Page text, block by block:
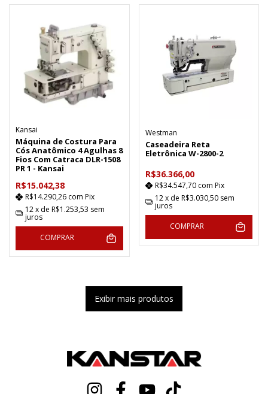
Kansai
Máquina de Costura Para
Cós Anatômico 4 Agulhas 8
Fios Com Catraca DLR-1508
PR 1 - Kansai
R$15.042,38
R$14.290,26 com Pix
12x de R$1.253,53 sem
juros
COMPRAR
Westman
Caseadeira Reta
Eletrônica W-2800-2
R$36.366,00
R$34.547,70 com Pix
12 x de R$3.030,50 sem
juros
COMPRAR
Exibir mais produtos